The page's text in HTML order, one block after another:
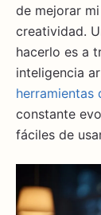
de mejorar
creatividad.
hacerlo es a
inteligencia
herramientas
constante
fáciles de